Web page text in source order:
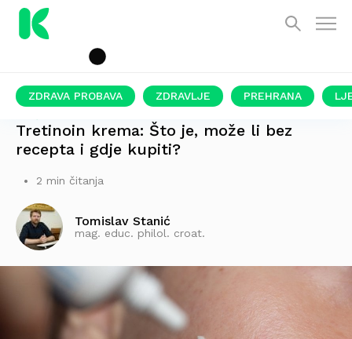
ZDRAVA PROBAVA ZDRAVLJE PREHRANA
Tretinoin krema: Što je, može li bez
recepta i gdje kupiti?
2 min čitanja
Tomislav Stanić
mag. educ. philol. croat.